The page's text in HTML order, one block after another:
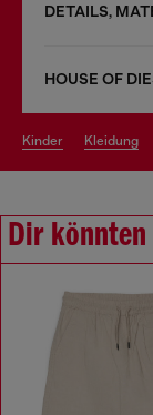
DETAILS,
HOUSE OF
kinder kleidung
Dir